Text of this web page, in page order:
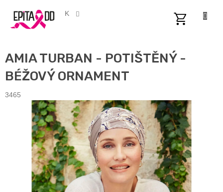
obsah
CZK
AMIA TURBAN - POTIŠTĚNÝ -
BÉŽOVÝ ORNAMENT
3465